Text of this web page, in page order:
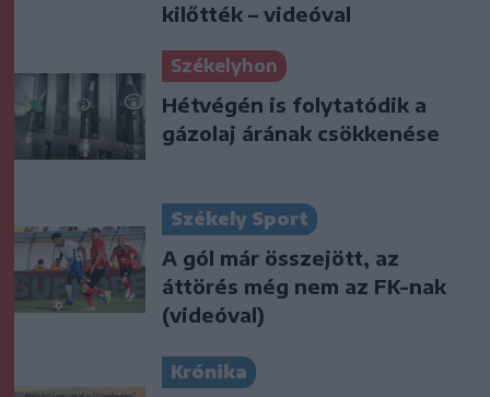
kilőtték – videóval
Székelyhon
Hétvégén is folytatódik a
gázolaj árának csökkenése
Székely Sport
A gól már összejött, az
áttörés még nem az FK-nak
(videóval)
Krónika